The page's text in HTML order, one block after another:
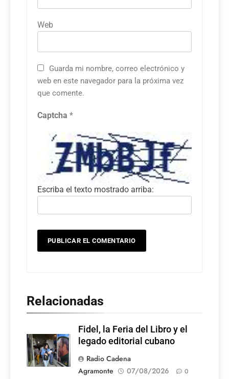
Web
Guarda mi nombre, correo electrónico y
web en este navegador para la próxima vez
que comente.
Captcha *
Escriba el texto mostrado arriba:
Relacionadas
Fidel, la Feria del Libro y el
legado editorial cubano
Radio Cadena
Agramonte
07/08/2026 0